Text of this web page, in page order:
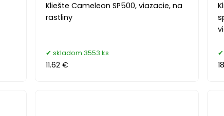
Kliešte Cameleon SP500, viazacie, na
rastliny
skladom 3553 ks
11.62 €